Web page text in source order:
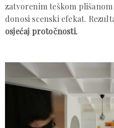
zatvorenim teškom plišanom
donosi scenski efekat.
osjećaj protočnosti.